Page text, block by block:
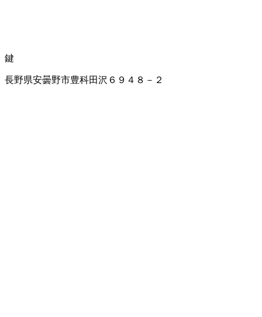
鍵
長野県安曇野市豊科田沢６９４８－２